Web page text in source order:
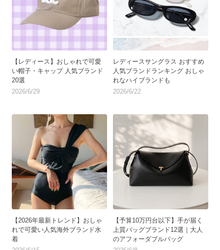
【レディース】おしゃれで可愛
い帽子・キャップ 人気ブランド
20選
2026/6/29
レディースサングラス おすすめ
人気ブランドランキング おしゃ
れなハイブランドも
2026/6/22
【2026年最新トレンド】おしゃ
れで可愛い人気海外ブランド水
着
【予算10万円台以下】手が届く
上質バッグブランド12選｜大人
のアフォーダブルバッグ